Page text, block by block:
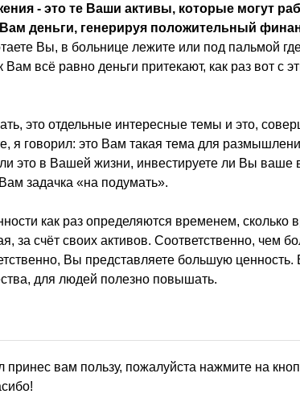
- это те Ваши активы, которые могут
деньги, генерируя положительный
Вы, в больнице лежите или под пальмой
Вам всё равно деньги притекают, как раз вот с
это отдельные интересные темы и это,
я говорил: это Вам такая тема для
это в Вашей жизни, инвестируете ли Вы ваше
задачка «на подумать».
как раз определяются временем, сколько
за счёт своих активов. Соответственно, чем
Вы представляете большую
для людей полезно повышать.
принес вам пользу, пожалуйста нажмите на